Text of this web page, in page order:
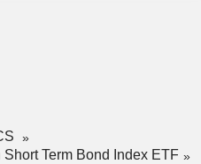
Term Bond Index ETF